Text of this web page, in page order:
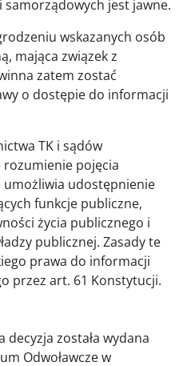
jest jawne.
wskazanych osób
mająca związek z
zatem zostać
o dostępie do informacji
TK i sądów
pojęcia
udostępnienie
funkcje publiczne,
życia publicznego i
publicznej. Zasady te
prawa do informacji
przez art. 61 Konstytucji.
decyzja została wydana
Odwoławcze w